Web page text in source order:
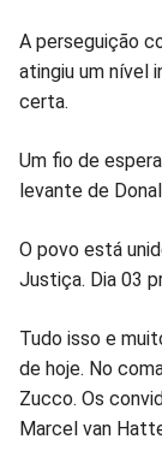
no
Facebook
no
A perseguição
atingiu um nível
certa.
Um fio de
levante de
O povo está
Justiça. Dia 03
Tudo isso e
de hoje. No
Zucco. Os
Marcel van